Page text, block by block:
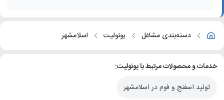
دسته‌بندی مشاغل یونولیت اسلامشهر
خدمات و محصولات مرتبط با یونولیت:
تولید اسفنج و فوم در اسلامشهر